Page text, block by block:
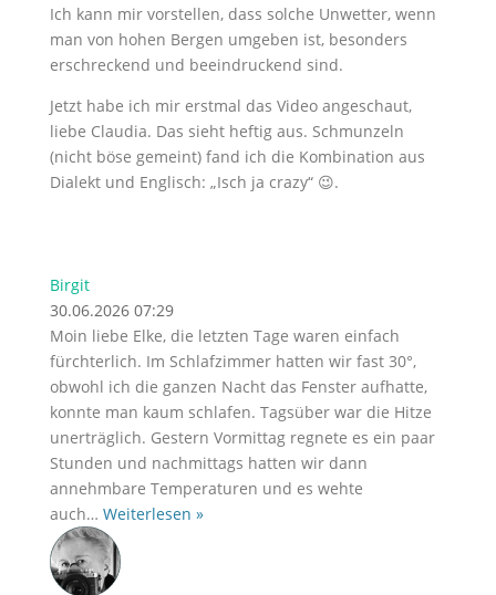
Ich kann mir vorstellen, dass solche Unwetter, wenn
man von hohen Bergen umgeben ist, besonders
erschreckend und beeindruckend sind.
Jetzt habe ich mir erstmal das Video angeschaut,
liebe Claudia. Das sieht heftig aus. Schmunzeln
(nicht böse gemeint) fand ich die Kombination aus
Dialekt und Englisch: „Isch ja crazy“ 😉.
Birgit
30.06.2026 07:29
Moin liebe Elke, die letzten Tage waren einfach
fürchterlich. Im Schlafzimmer hatten wir fast 30°,
obwohl ich die ganzen Nacht das Fenster aufhatte,
konnte man kaum schlafen. Tagsüber war die Hitze
unerträglich. Gestern Vormittag regnete es ein paar
Stunden und nachmittags hatten wir dann
annehmbare Temperaturen und es wehte
auch… Weiterlesen »